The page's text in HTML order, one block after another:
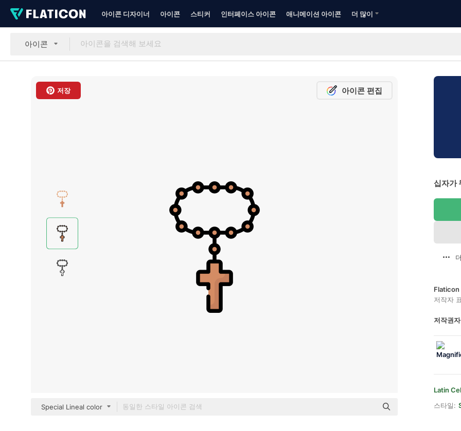
아이콘 디자이너 아이콘 스티커 인터페이스 아이콘 애니메이션 아이콘 더 많이
아이콘
저장 아이콘 편집
Special Lineal color
십자가
Flaticon
저작자
저작권
Latin
스타일: